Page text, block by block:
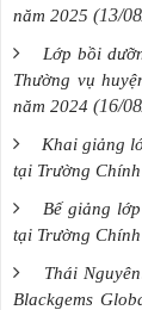
năm 2025 (13/
Lớp bồi
Thường vụ
năm 2024 (16/
Khai giảng
tại Trường
Bế giảng
tại Trường
Thái
Blackgems